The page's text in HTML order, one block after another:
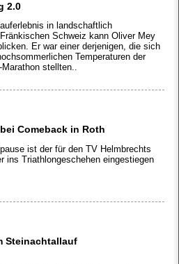
2.0
in landschaftlich
Schweiz kann Oliver Mey
Er war einer derjenigen, die sich
Temperaturen der
stellten..
Comeback in Roth
ist der für den TV Helmbrechts
ins Triathlongeschehen eingestiegen
Steinachtallauf